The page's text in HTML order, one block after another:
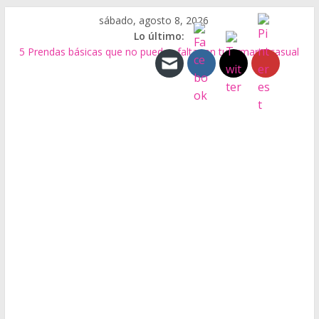
contenido
sábado, agosto 8, 2026
Lo último:
5 Prendas básicas que no pueden faltar en tu armario casual